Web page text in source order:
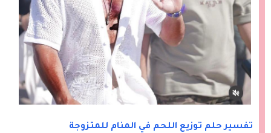
تفسير حلم توزيع اللحم في المنام للمتزوجة